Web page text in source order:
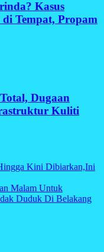
Kasus
Tempat, Propam
Dugaan
Kuliti
Kini Dibiarkan,Ini
Malam Untuk
Duduk Di Belakang